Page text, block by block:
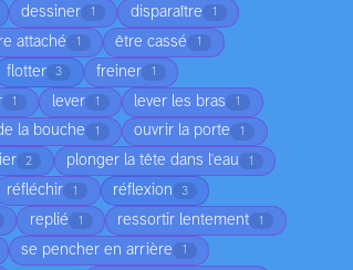
dessiner 1 disparaître 1
attaché 1 être cassé 1
flotter 3 freiner 1
1 lever 1 lever les bras 1
la bouche 1 ouvrir la porte 1
2 plonger la tête dans l'eau 1
réfléchir 1 réflexion 3
replié 1 ressortir lentement 1
se pencher en arrière 1